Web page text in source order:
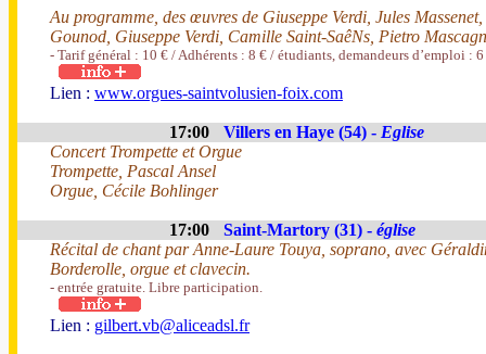
Au programme, des œuvres de Giuseppe Verdi, Jules
Gounod, Giuseppe Verdi, Camille Saint-SaêNs, Pietro
- Tarif général : 10 € / Adhérents : 8 € / étudiants, demandeurs d’emploi :
Lien : www.orgues-saintvolusien-foix.com
17:00 Villers en Haye (54) - Eglise
Concert Trompette et Orgue
Trompette, Pascal Ansel
Orgue, Cécile Bohlinger
17:00 Saint-Martory (31) - église
Récital de chant par Anne-Laure Touya, soprano, avec
Borderolle, orgue et clavecin.
- entrée gratuite. Libre participation.
Lien : gilbert.vb@aliceadsl.fr